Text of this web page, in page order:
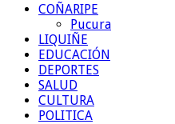
COÑARIPE
Pucura
LIQUIÑE
EDUCACIÓN
DEPORTES
SALUD
CULTURA
POLITICA